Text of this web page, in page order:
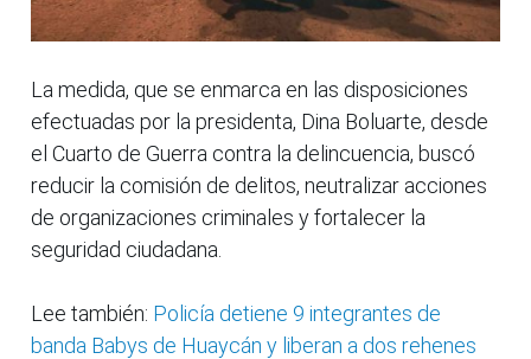
La medida, que se enmarca en las disposiciones
efectuadas por la presidenta, Dina Boluarte, desde
el Cuarto de Guerra contra la delincuencia, buscó
reducir la comisión de delitos, neutralizar acciones
de organizaciones criminales y fortalecer la
seguridad ciudadana.
Lee también: Policía detiene 9 integrantes de
banda Babys de Huaycán y liberan a dos rehenes